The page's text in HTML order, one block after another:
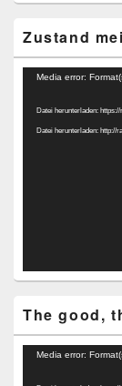
Zustand
Video-
Media error:
Datei herunterladen:
Datei herunterladen: http://
The good,
Video-
Media error: